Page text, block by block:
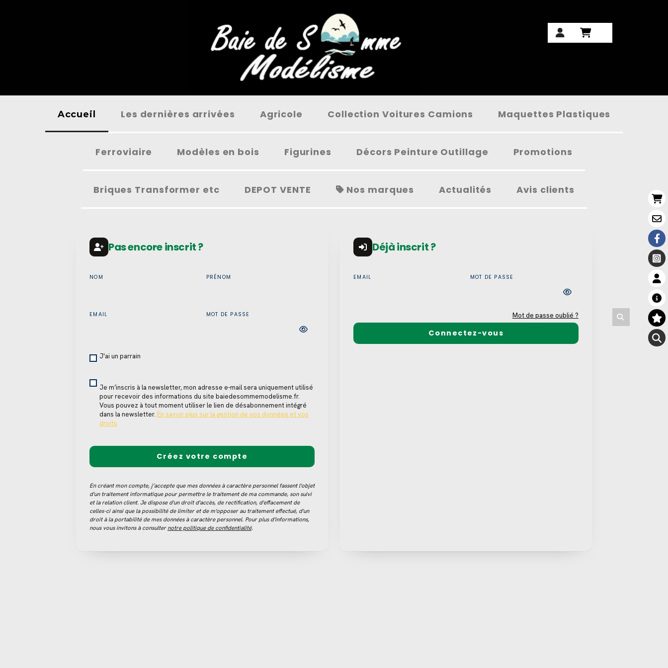
Accueil Les dernières arrivées Agricole Collection Voitures Camions Maquettes Plastiques
Ferroviaire Modèles en bois Figurines Décors Peinture Outillage Promotions
Briques Transformer etc DEPOT VENTE Nos marques Actualités Avis clients
Pas encore inscrit ?
NOM PRÉNOM
EMAIL MOT DE PASSE
J'ai un parrain
Je m’inscris à la newsletter, mon adresse e-mail sera uniquement utilisé
pour recevoir des informations du site baiedesommemodelisme.fr.
Vous pouvez à tout moment utiliser le lien de désabonnement intégré
dans la newsletter. En savoir plus sur la gestion de vos données et vos
droits
Créez votre compte
En créant mon compte, j’accepte que mes données à caractère personnel fassent l'objet
d'un traitement informatique pour permettre le traitement de ma commande, son suivi
et la relation client. Je dispose d'un droit d'accès, de rectification, d'effacement de
celles-ci ainsi que la possibilité de limiter et de m'opposer au traitement effectué, d'un
droit à la portabilité de mes données à caractère personnel. Pour plus d'informations,
nous vous invitons à consulter notre politique de confidentialité.
Déjà inscrit ?
EMAIL MOT DE PASSE
Mot de passe oublié ?
Connectez-vous